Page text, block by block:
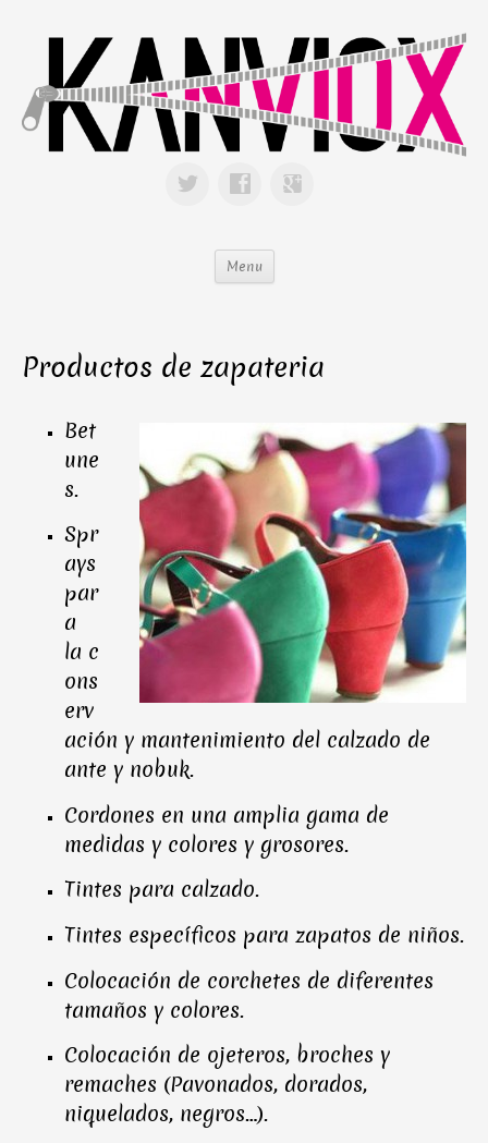
Menu
Productos de zapateria
Bet
une
s.
Spr
ays
par
a
la c
ons
erv
ación y mantenimiento del calzado de
ante y nobuk.
Cordones en una amplia gama de
medidas y colores y grosores.
Tintes para calzado.
Tintes específicos para zapatos de niños.
Colocación de corchetes de diferentes
tamaños y colores.
Colocación de ojeteros, broches y
remaches (Pavonados, dorados,
niquelados, negros…).